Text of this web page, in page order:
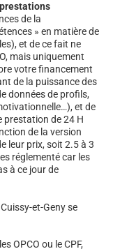
prestations
de la
» en matière de
et de ce fait ne
mais uniquement
votre financement
de la puissance des
données de profils,
et de
prestation de 24 H
de la version
leur prix, soit 2.5 à 3
réglementé car les
à ce jour de
et-Geny se
OPCO ou le CPF,